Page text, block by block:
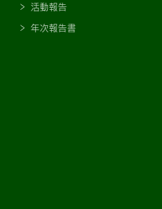
活動報告
年次報告書